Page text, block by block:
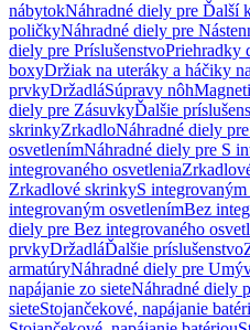
nábytokNáhradné diely pre Ďalší
poličkyNáhradné diely pre
diely pre PríslušenstvoPriehradky
boxyDržiak na uteráky a háčiky
prvkyDržadláSúpravy nôh
diely pre ZásuvkyĎalšie
skrinkyZrkadloNáhradné diely
osvetlenímNáhradné diely pre S
integrovaného osvetlenia
Zrkadlové skrinkyS
integrovaným osvetlenímBez
diely pre Bez integrovaného
prvkyDržadláĎalšie príslušenstvo
armatúryNáhradné diely pre
napájanie zo sieteNáhradné diely
sieteStojančekové, napájanie